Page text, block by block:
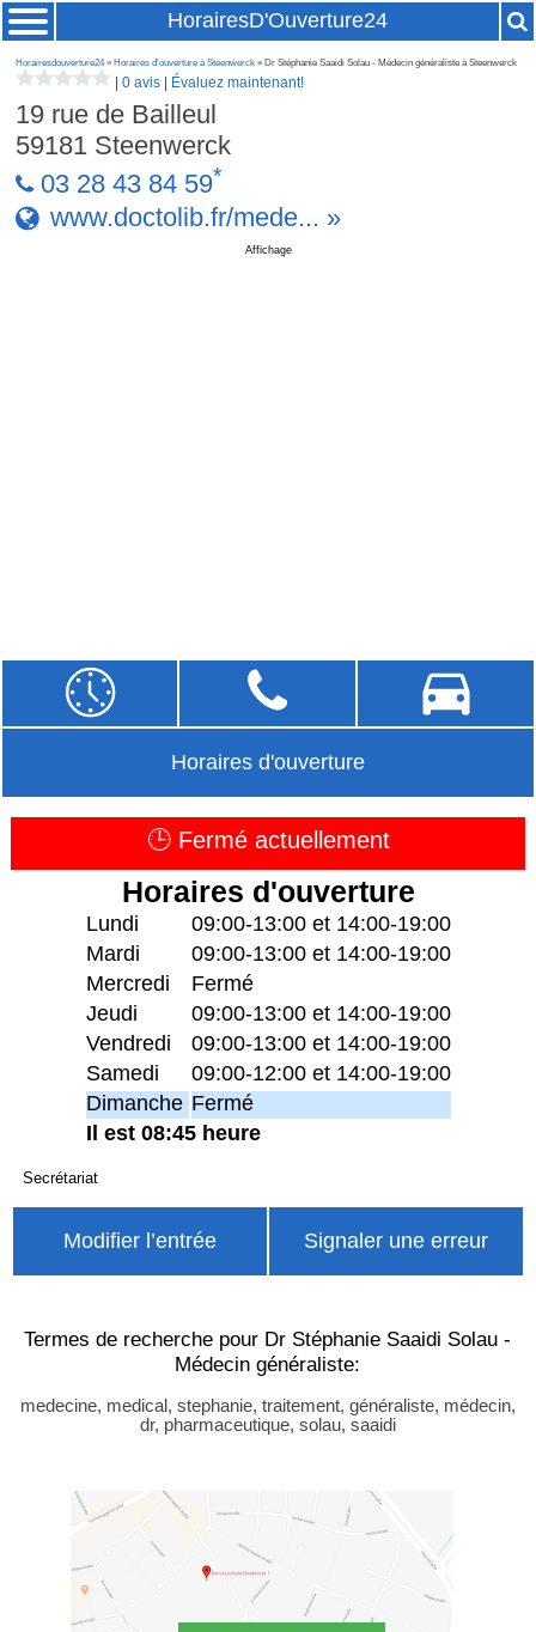
HorairesD'Ouverture24
Horairesdouverture24» Horaires d'ouverture à Steenwerck » Dr Stéphanie Saaidi Solau - Médecin généraliste à Steenwerck
|0 avis Évaluez maintenant!
19 rue de Bailleul
59181 Steenwerck
03 28 43 84 59*
www.doctolib.fr/mede... »
Affichage
Horaires d'ouverture
🕒 Fermé actuellement
Horaires d'ouverture
Lundi
09:00-13:00 et 14:00-19:00
Mardi
09:00-13:00 et 14:00-19:00
Mercredi
Fermé
Jeudi
09:00-13:00 et 14:00-19:00
Vendredi
09:00-13:00 et 14:00-19:00
Samedi
09:00-12:00 et 14:00-19:00
Dimanche Fermé
Il est 08:45 heure
Secrétariat
Modifier l’entrée Signaler une erreur
Termes de recherche pour Dr Stéphanie Saaidi Solau -
Médecin généraliste:
medecine, medical, stephanie, traitement, généraliste, médecin,
dr, pharmaceutique, solau, saaidi